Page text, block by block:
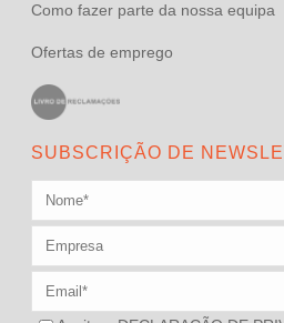
Como fazer parte da nossa equipa
Ofertas de emprego
SUBSCRIÇÃO DE